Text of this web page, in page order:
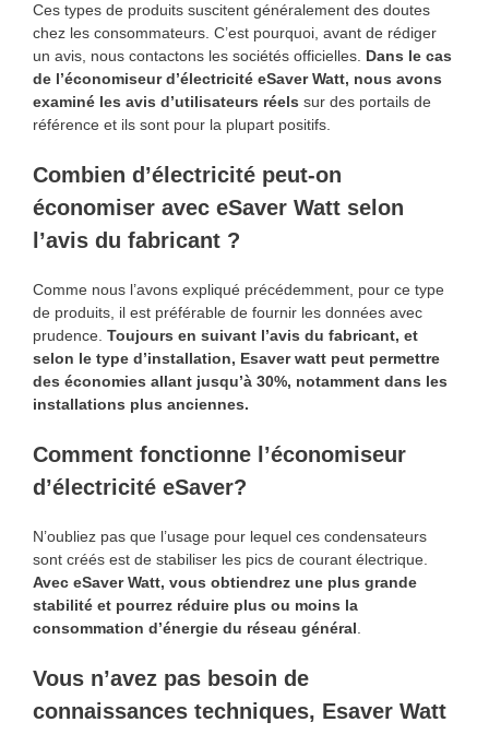
Ces types de produits suscitent généralement des doutes
chez les consommateurs. C’est pourquoi, avant de rédiger
un avis, nous contactons les sociétés officielles. Dans le cas
de l’économiseur d’électricité eSaver Watt, nous avons
examiné les avis d’utilisateurs réels sur des portails de
référence et ils sont pour la plupart positifs.
Combien d’électricité peut-on
économiser avec eSaver Watt selon
l’avis du fabricant ?
Comme nous l’avons expliqué précédemment, pour ce type
de produits, il est préférable de fournir les données avec
prudence. Toujours en suivant l’avis du fabricant, et
selon le type d’installation, Esaver watt peut permettre
des économies allant jusqu’à 30%, notamment dans les
installations plus anciennes.
Comment fonctionne l’économiseur
d’électricité eSaver?
N’oubliez pas que l’usage pour lequel ces condensateurs
sont créés est de stabiliser les pics de courant électrique.
Avec eSaver Watt, vous obtiendrez une plus grande
stabilité et pourrez réduire plus ou moins la
consommation d’énergie du réseau général
Vous n’avez pas besoin de
connaissances techniques, Esaver Watt